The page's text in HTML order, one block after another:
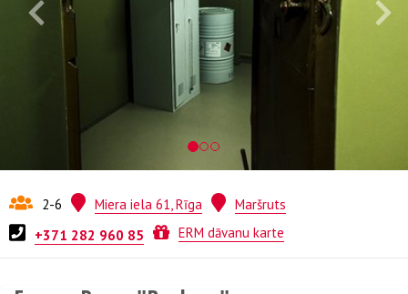
2-6 Miera iela 61, Rīga
Maršruts
+371 282 960 85
ERM dāvanu karte